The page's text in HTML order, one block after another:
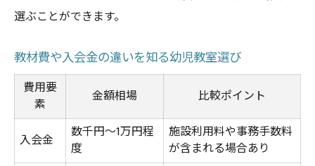
選ぶことができます。
教材費や入会金の違いを知る幼児教室選び
費用要
素
金額相場 比較ポイント
入会金
数千円〜1万円程
度
施設利用料や事務手数料
が含まれる場合あり